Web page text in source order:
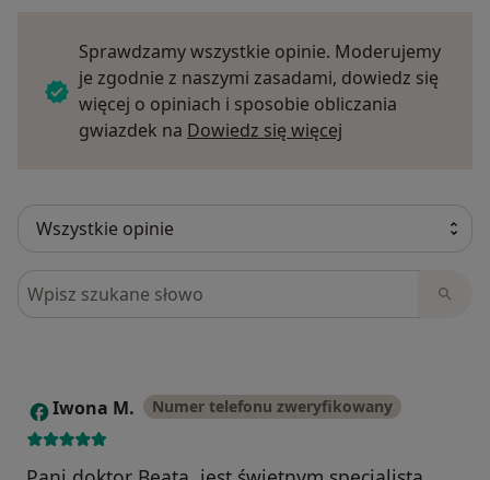
Sprawdzamy wszystkie opinie. Moderujemy
je zgodnie z naszymi zasadami, dowiedz się
więcej o opiniach i sposobie obliczania
gwiazdek na Dowiedz się więcej
Szukaj w opiniach
I Iwona M. Numer telefonu zweryfikowany